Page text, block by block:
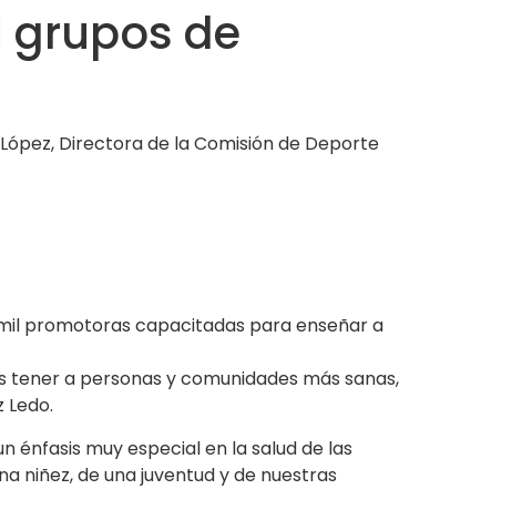
grupos de
Directora de la Comisión de Deporte
promotoras capacitadas para enseñar a
tener a personas y comunidades más sanas,
énfasis muy especial en la salud de las
niñez, de una juventud y de nuestras